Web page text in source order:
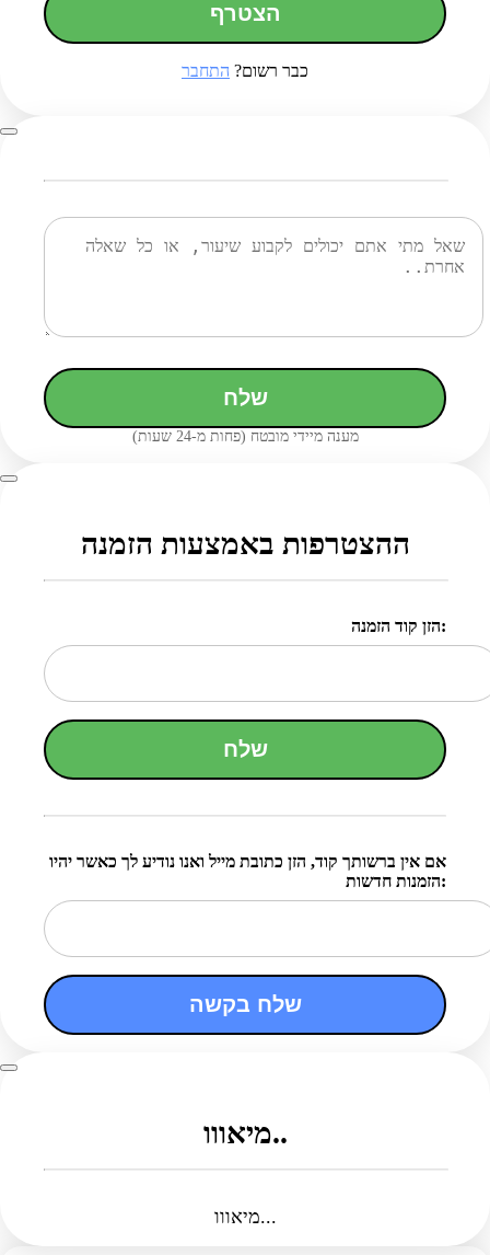
הצטרף
כבר רשום? התחבר
שלח
מענה מיידי מובטח (פחות מ-24 שעות)
ההצטרפות באמצעות הזמנה
הזן קוד הזמנה:
שלח
אם אין ברשותך קוד, הזן כתובת מייל ואנו נודיע לך כאשר יהיו
הזמנות חדשות:
שלח בקשה
מיאווו..
מיאווו...